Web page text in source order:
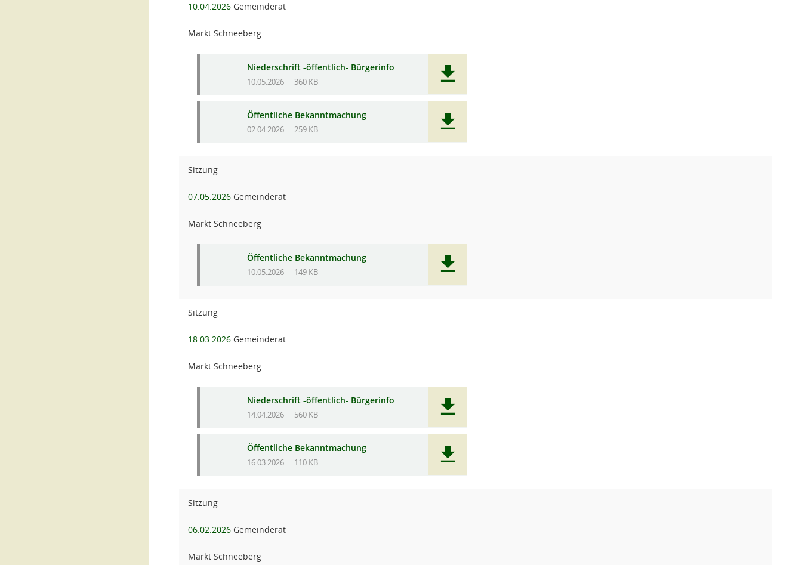
10.04.2026 Gemeinderat
Markt Schneeberg
Niederschrift -öffentlich- Bürgerinfo
10.05.2026 360 KB
Öffentliche Bekanntmachung
02.04.2026 259 KB
Sitzung
07.05.2026 Gemeinderat
Markt Schneeberg
Öffentliche Bekanntmachung
10.05.2026 149 KB
Sitzung
18.03.2026 Gemeinderat
Markt Schneeberg
Niederschrift -öffentlich- Bürgerinfo
14.04.2026 560 KB
Öffentliche Bekanntmachung
16.03.2026 110 KB
Sitzung
06.02.2026 Gemeinderat
Markt Schneeberg